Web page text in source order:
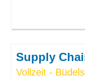
Supply
Vollzeit -